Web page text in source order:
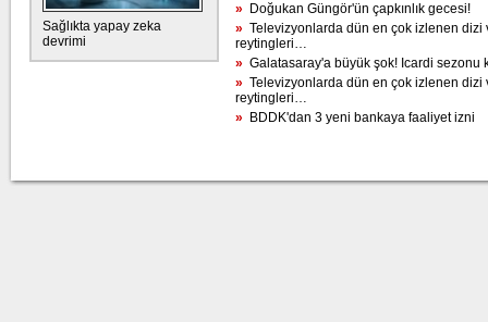
Sağlıkta yapay zeka
devrimi
» Doğukan Güngör'ün çapkınlık gecesi!
» Televizyonlarda dün en çok izlenen dizi
reytingleri…
» Galatasaray'a büyük şok! Icardi sezonu
» Televizyonlarda dün en çok izlenen dizi
reytingleri…
» BDDK'dan 3 yeni bankaya faaliyet izni